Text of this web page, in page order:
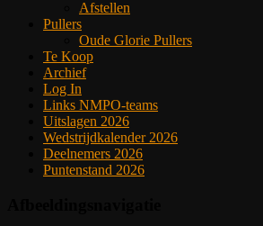
Afstellen
Pullers
Oude Glorie Pullers
Te Koop
Archief
Log In
Links NMPO-teams
Uitslagen 2026
Wedstrijdkalender 2026
Deelnemers 2026
Puntenstand 2026